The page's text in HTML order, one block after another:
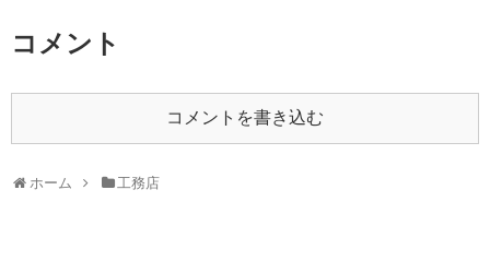
コメント
コメントを書き込む
ホーム 工務店